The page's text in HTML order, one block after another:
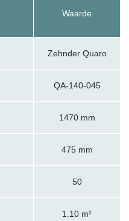
Waarde
Zehnder Quaro
QA-140-045
1470 mm
475 mm
50
1.10 m²